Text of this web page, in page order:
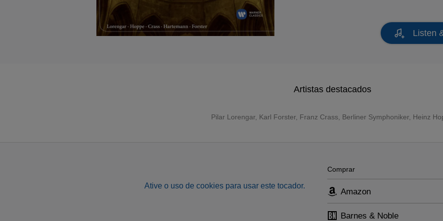
Listen
Artistas destacados
Pilar Lorengar, Karl Forster, Franz Crass Berliner Symphoniker, Heinz
Ative o uso de cookies para usar este tocador.
Comprar
Amazon
Barnes & Noble